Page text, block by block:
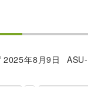
日
2025年8月9日
著